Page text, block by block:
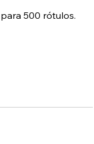
500 rótulos.